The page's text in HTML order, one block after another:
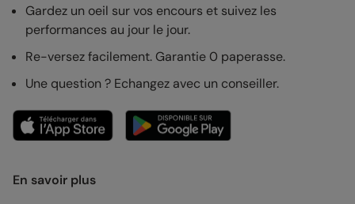
Gardez un oeil sur vos encours et suivez les
performances au jour le jour.
Re-versez facilement. Garantie 0 paperasse.
Une question ? Echangez avec un conseiller.
En savoir plus